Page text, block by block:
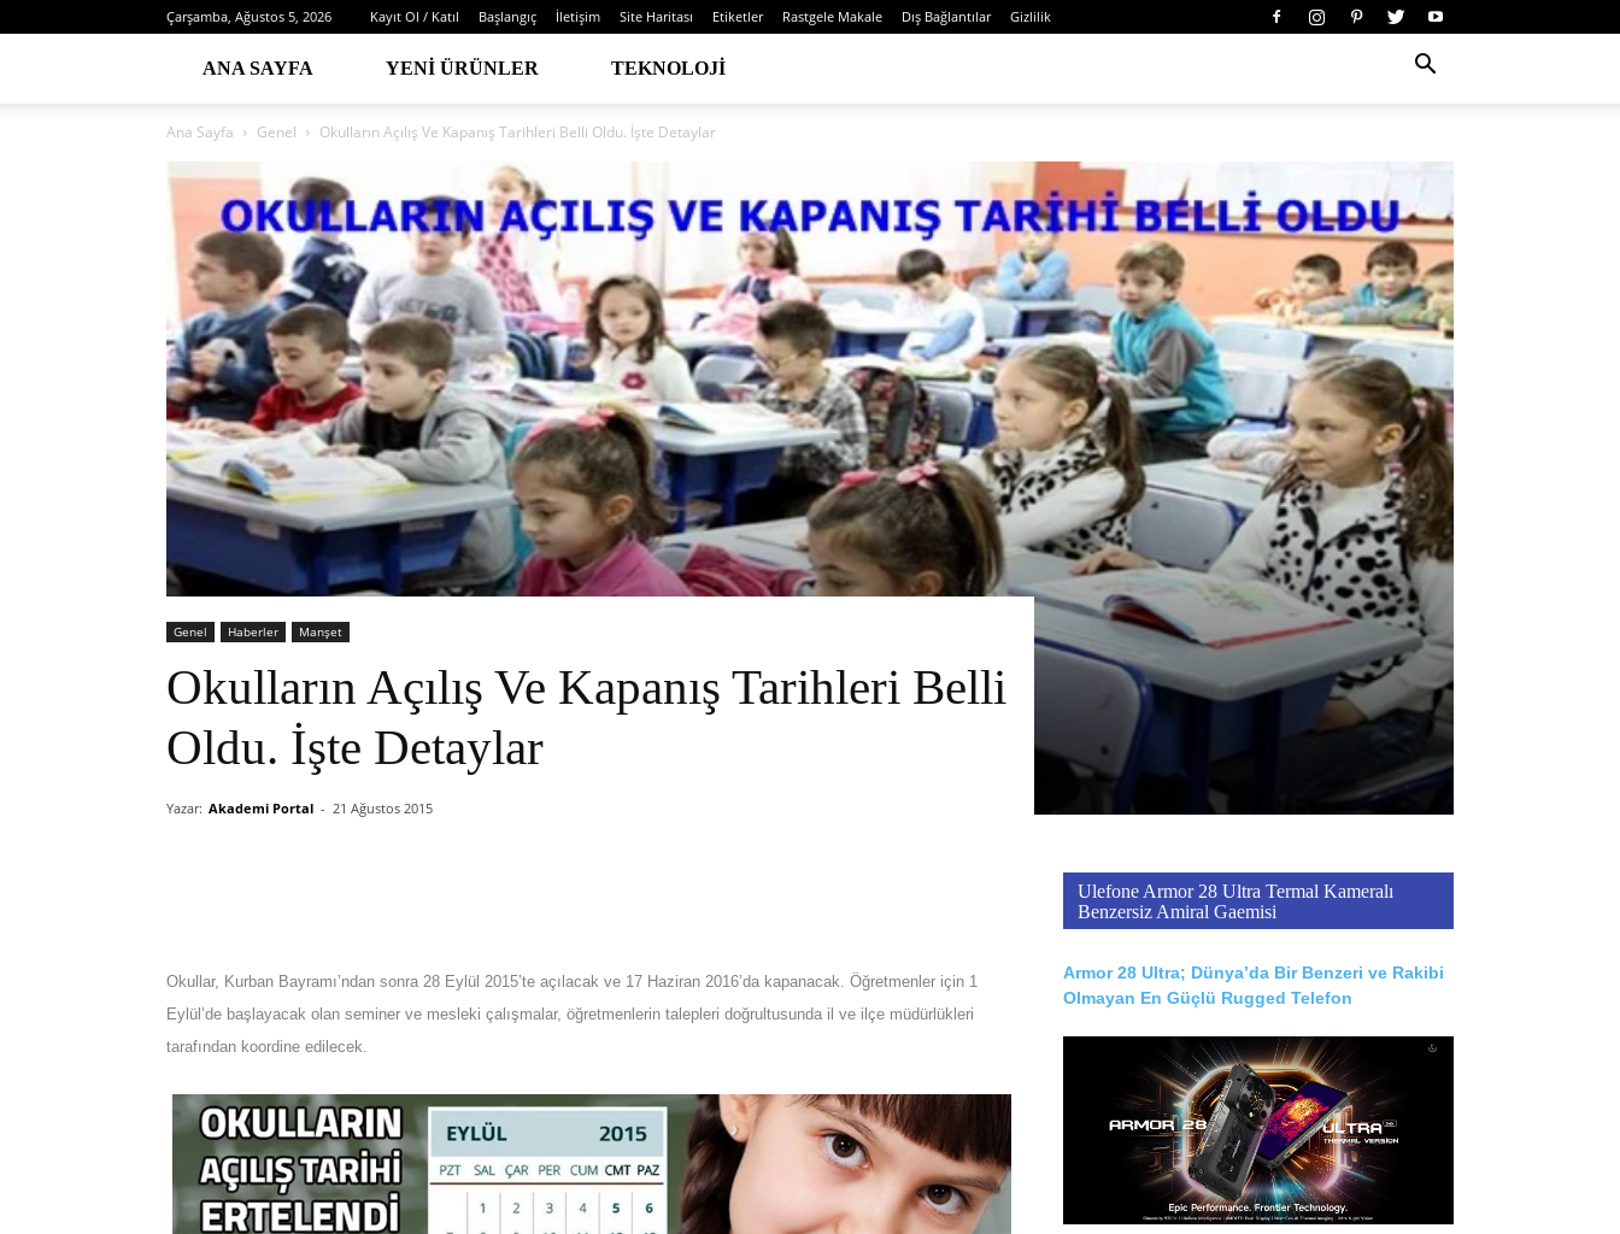
Çarşamba, Ağustos 5, 2026 Kayıt Ol / Katıl Başlangıç İletişim Site Haritası Etiketler Rastgele Makale Dış Bağlantılar Gizlilik
ANA SAYFA YENI ÜRÜNLER TEKNOLOJI
Ana Sayfa Genel Okulların Açılış Ve Kapanış Tarihleri Belli Oldu. İşte Detaylar
Genel Haberler Manşet
Okulların Açılış Ve Kapanış Tarihleri Belli
Oldu. İşte Detaylar
Yazar: Akademi Portal - 21 Ağustos 2015
Okullar, Kurban Bayramı’ndan sonra 28 Eylül 2015’te açılacak ve 17 Haziran 2016’da kapanacak. Öğretmenler için 1
Eylül’de başlayacak olan seminer ve mesleki çalışmalar, öğretmenlerin talepleri doğrultusunda il ve ilçe müdürlükleri
tarafından koordine edilecek.
Ulefone Armor 28 Ultra Termal Kameralı
Benzersiz Amiral Gaemisi
Armor 28 Ultra; Dünya’da Bir Benzeri ve Rakibi
Olmayan En Güçlü Rugged Telefon